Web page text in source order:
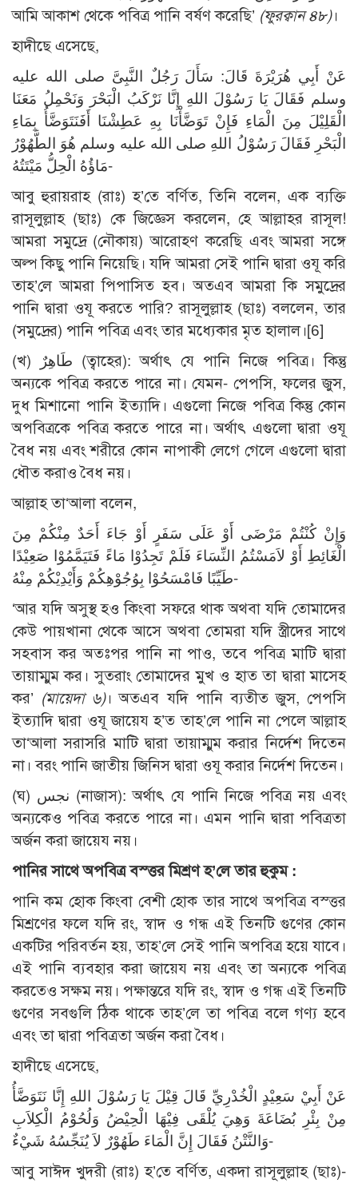
আমি আকাশ থেকে পবিত্র পানি বর্ষণ করেছি’ (ফুরক্বান ৪৮)।
হাদীছে এসেছে,
عَنْ أَبِي هُرَيْرَةَ قَالَ: سَأَلَ رَجُلٌ النَّبِىَّ صلى الله عليه
وسلم فَقَالَ يَا رَسُوْلَ اللهِ إِنَّا نَرْكَبُ الْبَحْرَ وَنَحْمِلُ مَعَنَا
الْقَلِيْلَ مِنَ الْمَاءِ فَإِنْ تَوَضَّأْنَا بِهِ عَطِشْنَا أَفَنَتَوَضَّأُ بِمَاءِ
الْبَحْرِ فَقَالَ رَسُوْلُ اللهِ صلى الله عليه وسلم هُوَ الطَّهُوْرُ
مَاؤُهُ الْحِلُّ مَيْتَتُهُ-
আবু হুরায়রাহ (রাঃ) হ’তে বর্ণিত, তিনি বলেন, এক ব্যক্তি
রাসূলুল্লাহ (ছাঃ) কে জিজ্ঞেস করলেন, হে আল্লাহর রাসূল!
আমরা সমুদ্রে (নৌকায়) আরোহণ করেছি এবং আমরা সঙ্গে
অল্প কিছু পানি নিয়েছি। যদি আমরা সেই পানি দ্বারা ওযূ করি
তাহ’লে আমরা পিপাসিত হব। অতএব আমরা কি সমুদ্রের
পানি দ্বারা ওযূ করতে পারি? রাসূলুল্লাহ (ছাঃ) বললেন, তার
(সমুদ্রের) পানি পবিত্র এবং তার মধ্যেকার মৃত হালাল।[6]
(খ) طَاهِرٌ (ত্বাহের): অর্থাৎ যে পানি নিজে পবিত্র। কিন্তু
অন্যকে পবিত্র করতে পারে না। যেমন- পেপসি, ফলের জুস,
দুধ মিশানো পানি ইত্যাদি। এগুলো নিজে পবিত্র কিন্তু কোন
অপবিত্রকে পবিত্র করতে পারে না। অর্থাৎ এগুলো দ্বারা ওযূ
বৈধ নয় এবং শরীরে কোন নাপাকী লেগে গেলে এগুলো দ্বারা
ধৌত করাও বৈধ নয়।
আল্লাহ তা‘আলা বলেন,
وَإِنْ كُنْتُمْ مَرْضَى أَوْ عَلَى سَفَرٍ أَوْ جَاءَ أَحَدٌ مِنْكُمْ مِنَ
الْغَائِطِ أَوْ لاَمَسْتُمُ النِّسَاءَ فَلَمْ تَجِدُوْا مَاءً فَتَيَمَّمُوْا صَعِيْدًا
طَيِّبًا فَامْسَحُوْا بِوُجُوْهِكُمْ وَأَيْدِيْكُمْ مِنْهُ-
‘আর যদি অসুস্থ হও কিংবা সফরে থাক অথবা যদি তোমাদের
কেউ পায়খানা থেকে আসে অথবা তোমরা যদি স্ত্রীদের সাথে
সহবাস কর অতঃপর পানি না পাও, তবে পবিত্র মাটি দ্বারা
তায়াম্মুম কর। সুতরাং তোমাদের মুখ ও হাত তা দ্বারা মাসেহ
কর’ (মায়েদা ৬)। অতএব যদি পানি ব্যতীত জুস, পেপসি
ইত্যাদি দ্বারা ওযূ জায়েয হ’ত তাহ’লে পানি না পেলে আল্লাহ
তা‘আলা সরাসরি মাটি দ্বারা তায়াম্মুম করার নির্দেশ দিতেন
না। বরং পানি জাতীয় জিনিস দ্বারা ওযূ করার নির্দেশ দিতেন।
(ঘ) نجس (নাজাস): অর্থাৎ যে পানি নিজে পবিত্র নয় এবং
অন্যকেও পবিত্র করতে পারে না। এমন পানি দ্বারা পবিত্রতা
অর্জন করা জায়েয নয়।
পানির সাথে অপবিত্র বস্ত্তর মিশ্রণ হ’লে তার হুকুম :
পানি কম হোক কিংবা বেশী হোক তার সাথে অপবিত্র বস্ত্তর
মিশ্রণের ফলে যদি রং, স্বাদ ও গন্ধ এই তিনটি গুণের কোন
একটির পরিবর্তন হয়, তাহ’লে সেই পানি অপবিত্র হয়ে যাবে।
এই পানি ব্যবহার করা জায়েয নয় এবং তা অন্যকে পবিত্র
করতেও সক্ষম নয়। পক্ষান্তরে যদি রং, স্বাদ ও গন্ধ এই তিনটি
গুণের সবগুলি ঠিক থাকে তাহ’লে তা পবিত্র বলে গণ্য হবে
এবং তা দ্বারা পবিত্রতা অর্জন করা বৈধ।
হাদীছে এসেছে,
عَنْ أَبِيْ سَعِيْدٍ الْخُدْرِيِّ قَالَ قِيْلَ يَا رَسُوْلَ اللهِ إِنَّا نَتَوَضَّأُ
مِنْ بِئْرِ بُضَاعَةَ وَهِيَ يُلْقَى فِيْهَا الْحِيْضُ وَلُحُوْمُ الْكِلاَبِ
وَالنَّتْنُ فَقَالَ إِنَّ الْمَاءَ طَهُوْرٌ لاَ يُنَجِّسُهُ شَيْءٌ-
আবু সাঈদ খুদরী (রাঃ) হ’তে বর্ণিত, একদা রাসূলুল্লাহ (ছাঃ)-